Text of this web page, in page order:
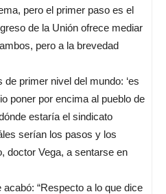
pero el primer paso es el
de la Unión ofrece mediar
pero a la brevedad
de primer nivel del mundo: ‘es
poner por encima al pueblo de
estaría el sindicato
serían los pasos y los
doctor Vega, a sentarse en
“Respecto a lo que dice